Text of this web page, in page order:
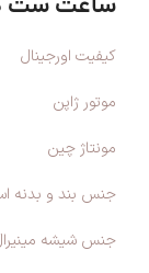
کیفیت اورجینال
موتور ژاپن
مونتاژ چین
جنس بند و بدنه
جنس شیشه